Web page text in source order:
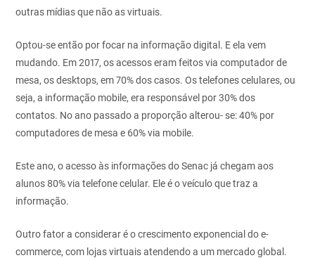
outras mídias que não asvirtuais.
Optou-se então por focar na informação digital. E ela vem
mudando. Em 2017, os acessos eram feitos via computador de
mesa, os desktops, em 70% dos casos. Os telefones celulares, ou
seja, a informação mobile, era responsável por 30% dos
contatos. No ano passado a proporção alterou- se: 40% por
computadores de mesa e 60% via mobile.
Este ano, o acesso às informações do Senac já chegam aos
alunos 80%via telefone celular. Ele é o veículo que traz a
informação.
Outro fator a considerar é o crescimento exponencial do e-
commerce, com lojas virtuais atendendo a um mercado global.